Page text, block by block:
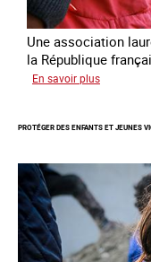
Une association
la République
En savoir plus
la
des
enfants
PROTÉGER DES ENFANTS ET JEUNES